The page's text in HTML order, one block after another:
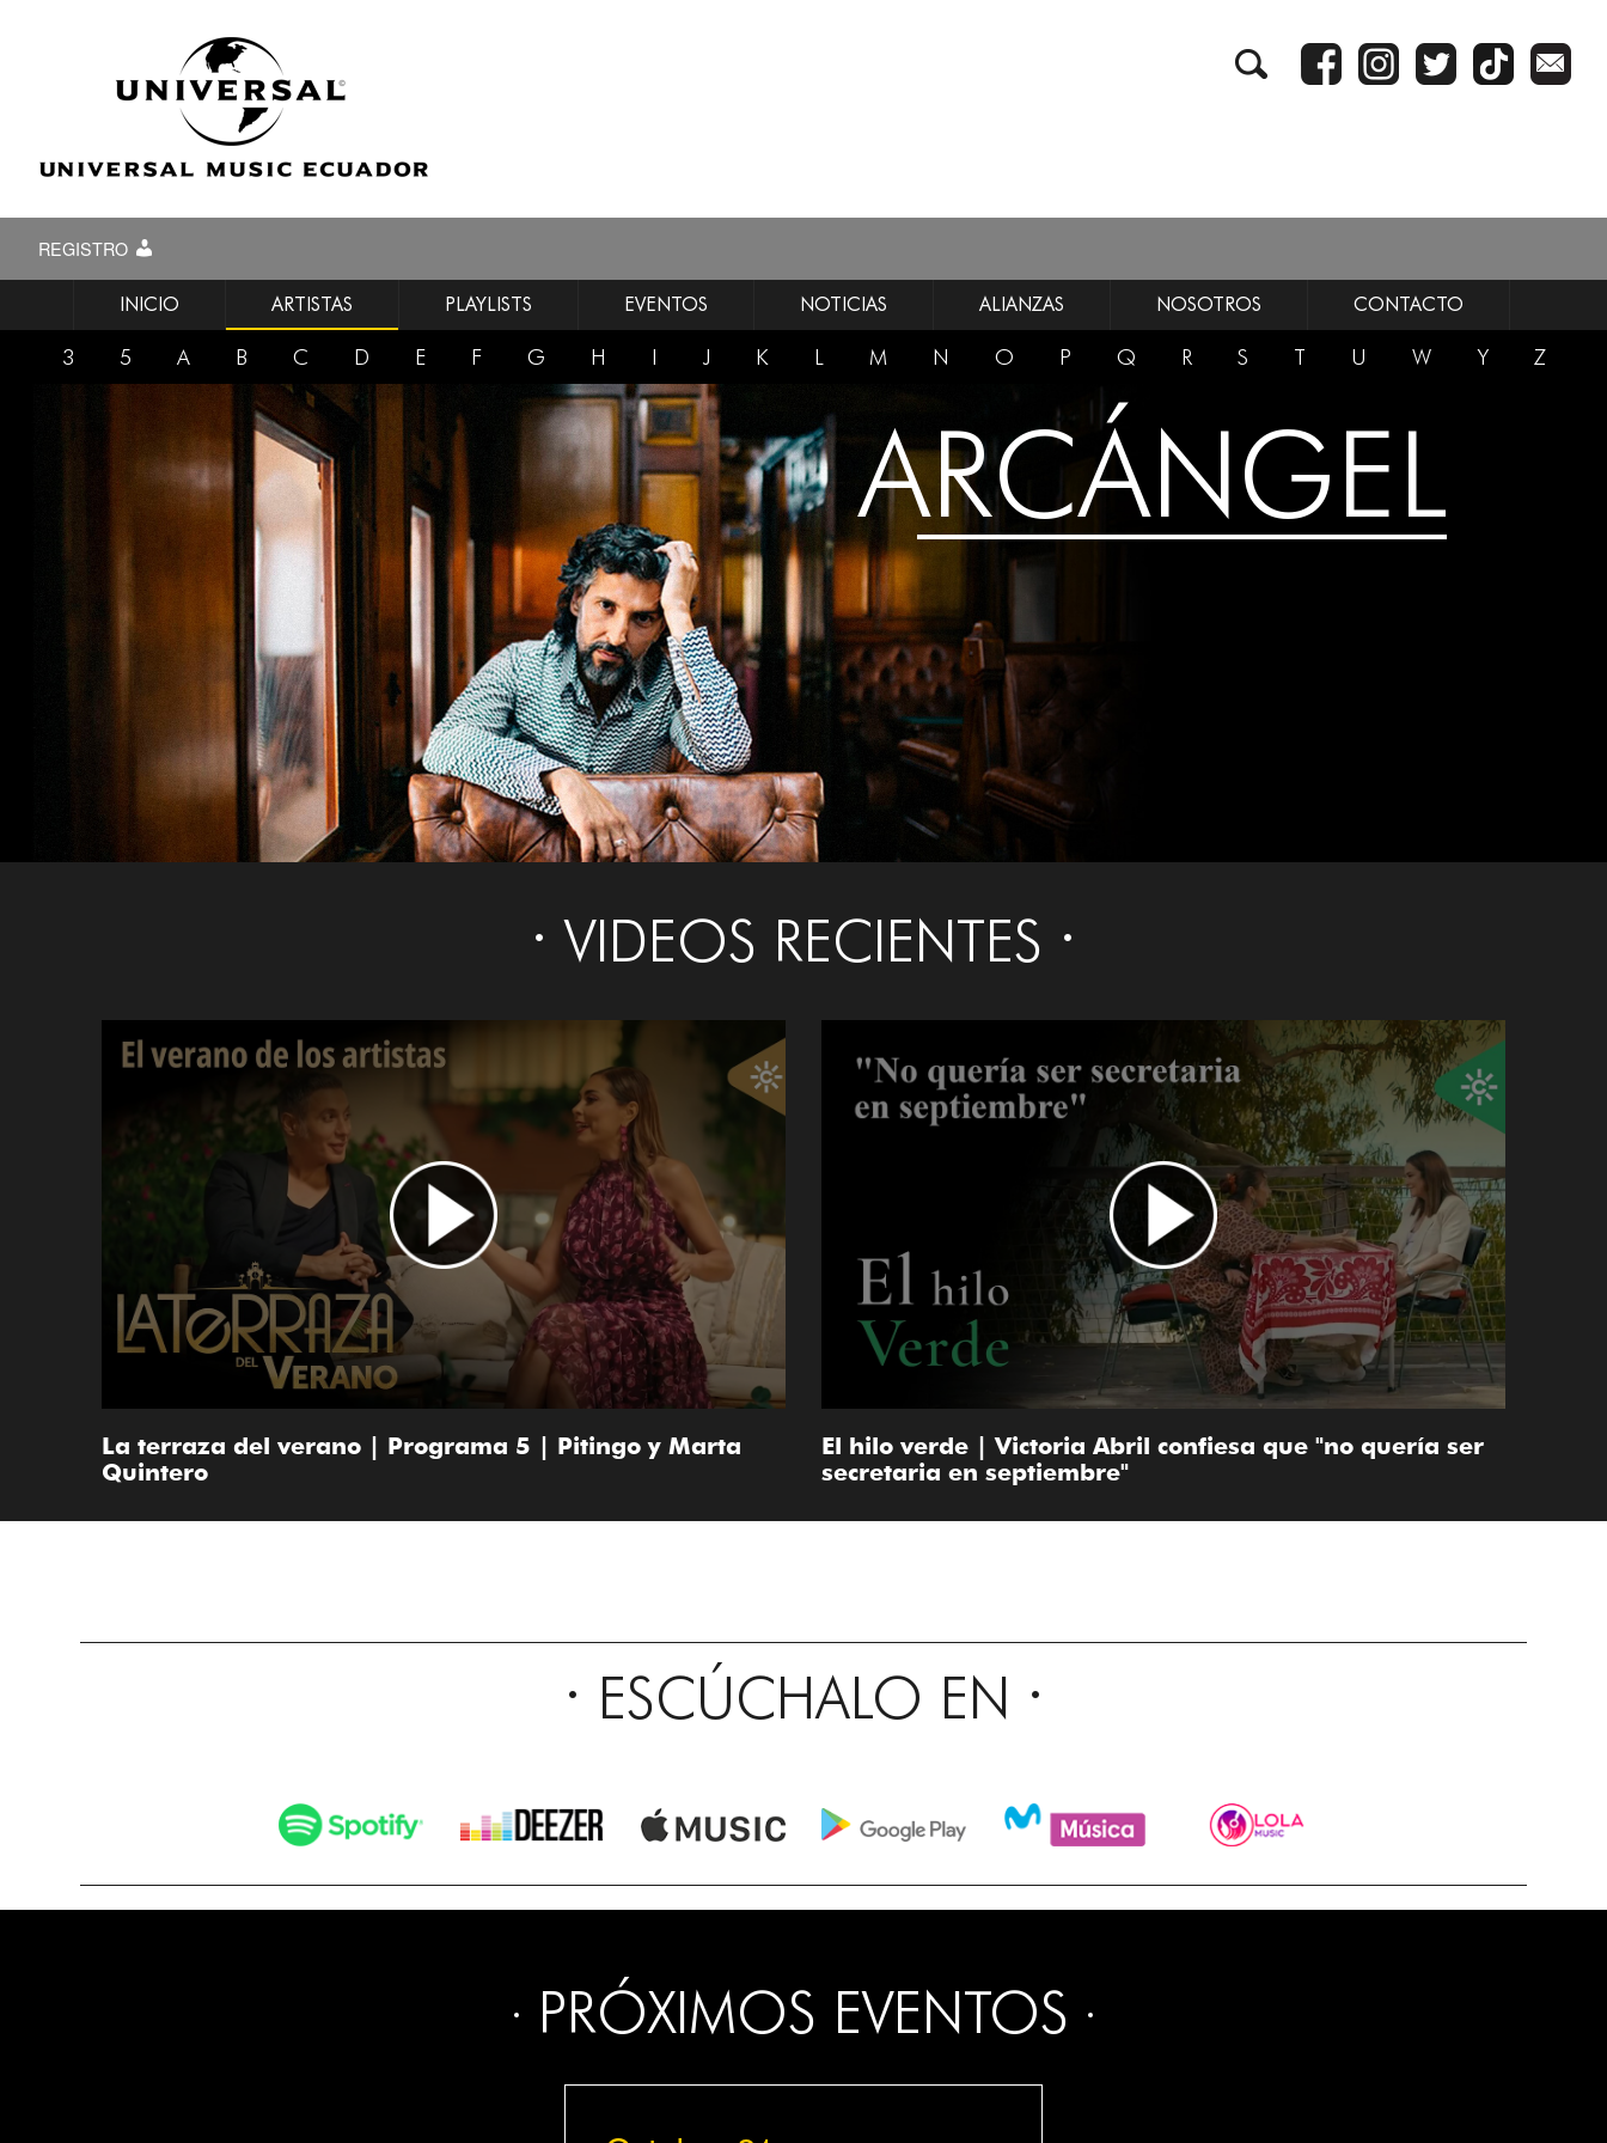
REGISTRO
INICIO ARTISTAS PLAYLISTS EVENTOS NOTICIAS ALIANZAS NOSOTROS CONTACTO
3 5 A B C D E F G H I J K L M N O P Q R S T U W Y Z
ARCÁNGEL
VIDEOS RECIENTES
La terraza del verano | Programa 5 | Pitingo y Marta
Quintero
El hilo verde | Victoria Abril confiesa que "no quería ser
secretaria en septiembre"
ESCÚCHALO EN
PRÓXIMOS EVENTOS